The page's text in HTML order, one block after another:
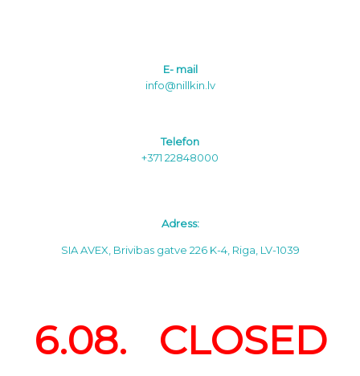
E- mail
info@nillkin.lv
Telefon
+371 22848000
Adress:
SIA AVEX, Brivibas gatve 226 K-4, Riga, LV-1039
6.08. CLOSED